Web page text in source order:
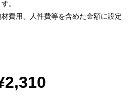
。
費用、人件費等を含めた金額に設定